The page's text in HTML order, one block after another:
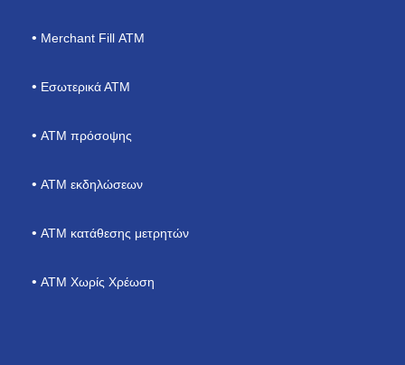
Merchant Fill ΑΤΜ
Εσωτερικά ΑΤΜ
ΑΤΜ πρόσοψης
ATM εκδηλώσεων
ΑΤΜ κατάθεσης μετρητών
ATM Χωρίς Χρέωση